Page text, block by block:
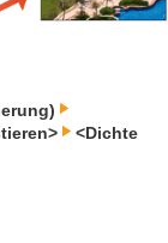
<Dichte